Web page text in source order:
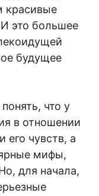
красивые
это большее
будущее
понять, что у
в отношении
его чувств, а
мифы,
для начала,